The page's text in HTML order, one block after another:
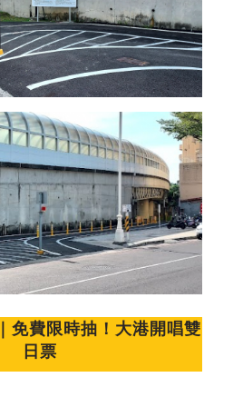
｜免費限時抽！大港開唱雙
日票